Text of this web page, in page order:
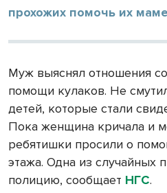
прохожих помочь их
Муж выяснял отношения
помощи кулаков. Не
детей, которые стали
Пока женщина кричала и
ребятишки просили о
этажа. Одна из случайных
полицию, сообщает НГС.